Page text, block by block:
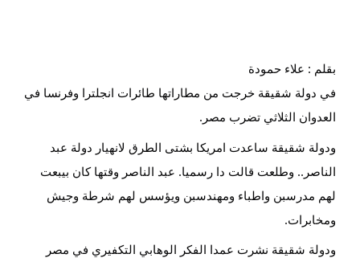
بقلم : علاء حمودة
في دولة شقيقة خرجت من مطاراتها طائرات انجلترا وفرنسا في
العدوان الثلاثي تضرب مصر.
ودولة شقيقة ساعدت امريكا بشتى الطرق لانهيار دولة عبد
الناصر.. وطلعت قالت دا رسميا. عبد الناصر وقتها كان بيبعت
لهم مدرسبن واطباء ومهندسبن ويؤسس لهم شرطة وجيش
ومخابرات.
ودولة شقيقة نشرت عمدا الفكر الوهابي التكفيري في مصر